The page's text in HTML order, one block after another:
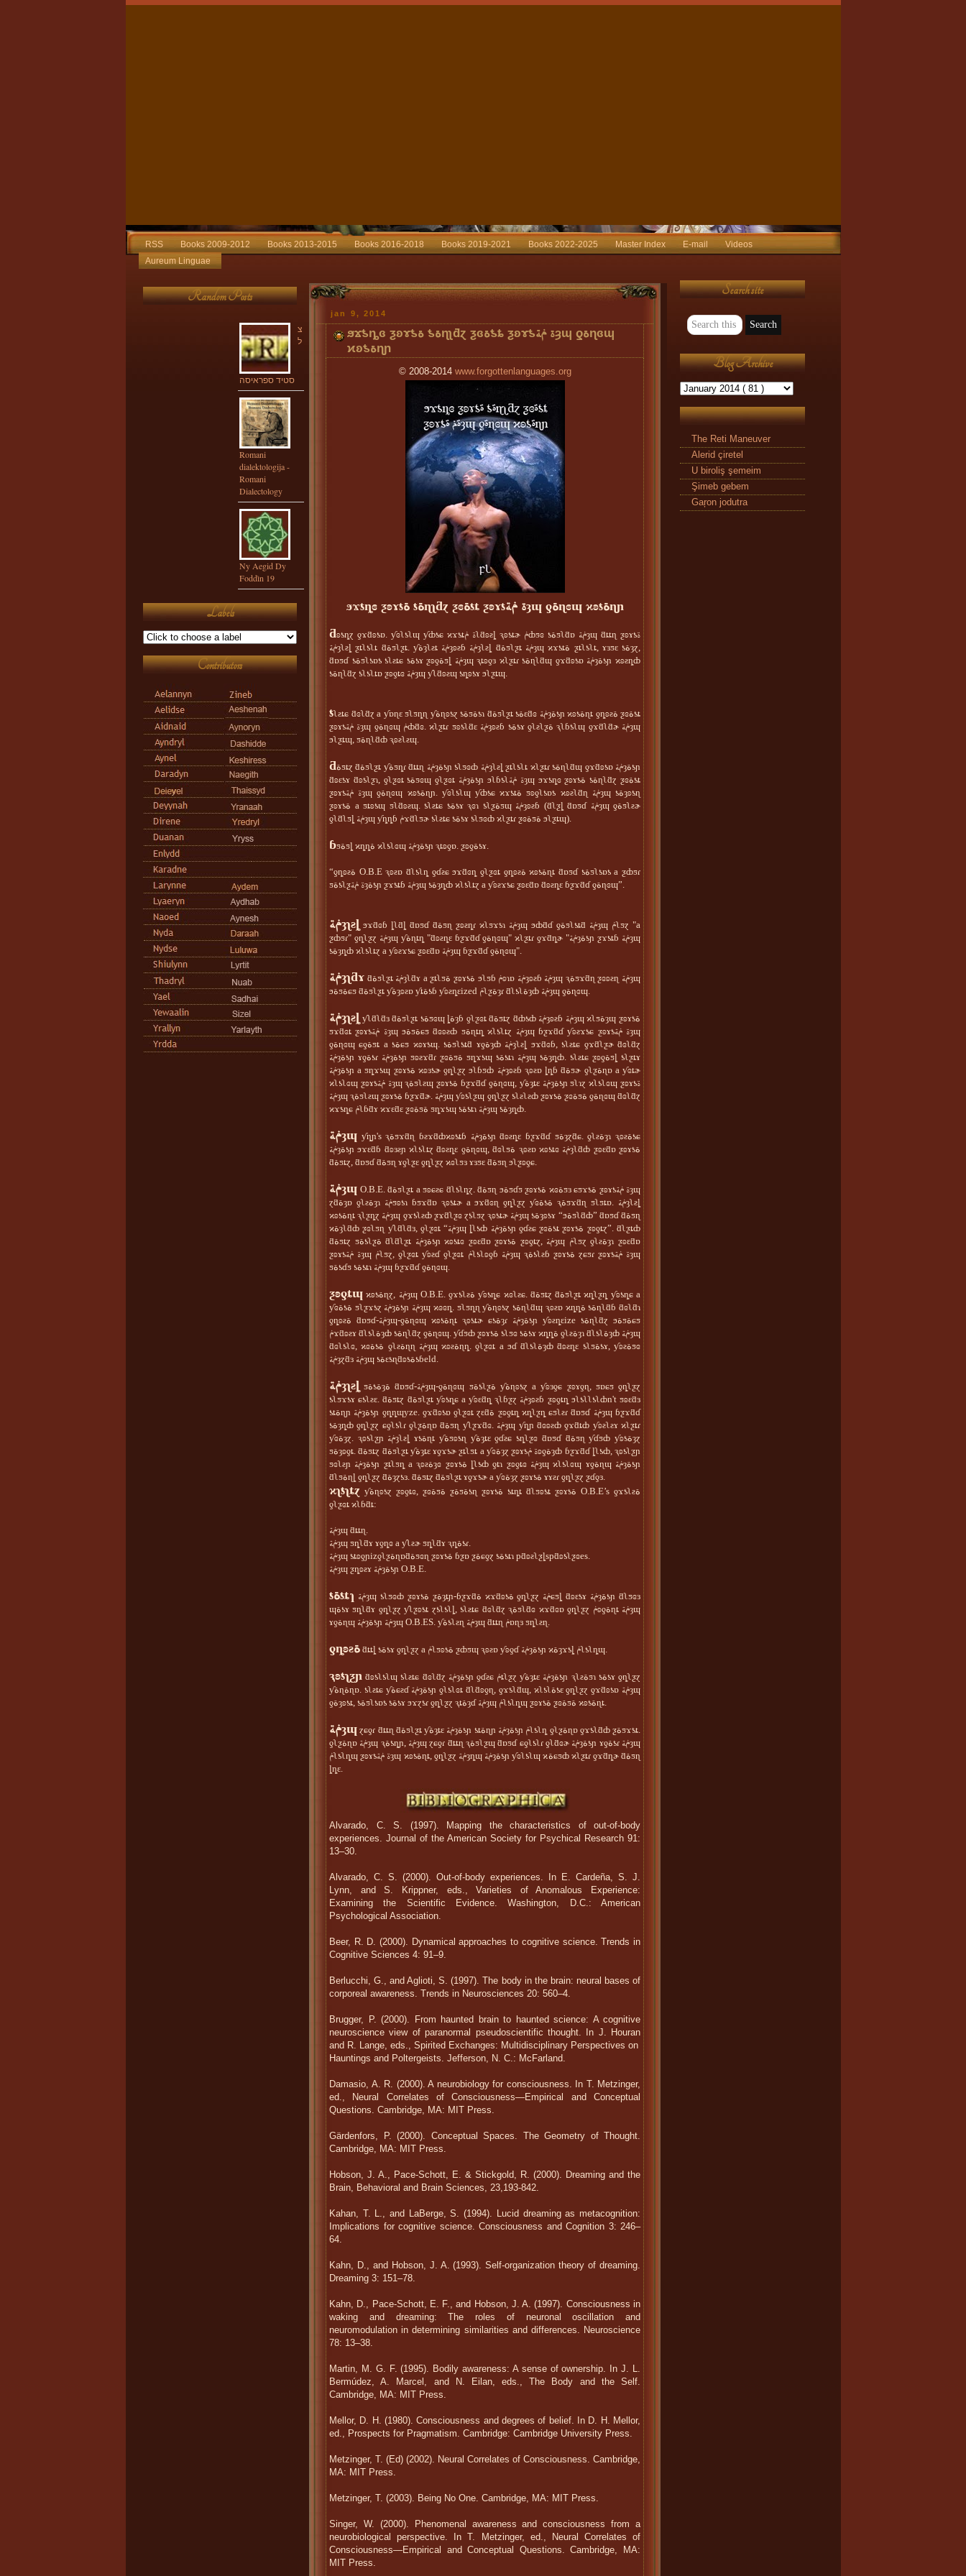
RSS Books 2009-2012 Books 2013-2015 Books 2016-2018 Books 2019-2021 Books 2022-2025 Master Index E-mail
Videos
Aureum Linguae
Random Posts
צ
ל
סטיד ספראיסה
Romani
dialektologija -
Romani
Dialectology
Ny Aegid Dy
Foddìn 19
Labels
Contributors
jan 9, 2014
ϧϫƾȵɞ ƺʚɤƾة ƾةɳʅƌɀ ƺɞةƾȶ ƺʚɤƾة ݥةȝɰ ƍةɳɞɰ
ϰʚƾةɳɲ
© 2008-2014 www.forgottenlanguages.org
ϧϫƾȵɞ ƺʚɤƾة ƾةɳʅƌɀ ƺɞةƾȶ ƺʚɤƾة ݥةȝɰ ƍةɳɞɰ ϰʚƾةɳɲ
ƌʚƾȵɀ ƍϫƌʚƾɒ. ƴɞʅƾʅɰ ƴȸƾɕ ϰϫƾȶة ݥʅƌʚƨȴ ԇʚƾȶɚ ݥȸƽɞ ƾةƽʅƌɒ ݥةȝɰ ƌȶȶɳ ƺʚɤƾة
ݥةȝʅƨȴ ƺȶʅƾʅȶ ƌةƽʅƺȶ. ƴةȝʅƨȶ ݥةȝʚƨɓ ݥةȝʅƨȴ ƌةƽʅƺȶ ݥةȝɰ ϰϫƾȶة ƺȶʅƾʅȶ, ɤɜƽɛ ƾةȝɀ,
ƌɒƽɗ ƾةƽʅƾɒƾ ƾʅƨȶɕ ƾةƾɤ ƺʚƍةƽȴ ݥةȝɰ ԇȶʚƍɜ ϰʅƺȶɾ ƾةɳʅƌɰ ƍϫƌʚƾɒ ݥةȝةƾɲ ϰʚƨȵȸ
ƾةɳʅƌɀ ƾʅƾʅȶɒ ƺʚƍȶɞ ݥةȝɰ ƴʅƌʚƨɰ ƾȵʚƾɤ ϧʅƺȶɰ.
ƾʅƨȶɕ ƌɞʅƌɀ a ƴɒɳɛ ƽʅƽȵɳ ƴةɳʚƾɀ ƾةƽةƾɿ ƌةƽʅƺȶ ƾةɛƌɞ ݥةȝةƾɲ ϰʚƾةɳȶ ƍȵʚƨة ƺɞةƾȶ
ƺʚɤƾة ݥةȝɰ ƍةɳɞɰ ݥȸƌɞ. ϰʅƺȶɾ ƽʚƾʅƌɛ ݥةȝʚƨɓ ƾةƾɤ ƍʅƨʅƺة ԇʅɓƾʅɰ ƍϫƌʅƌɚ ݥةȝɰ
ϧʅƺȶɰ, ƽةɳʅƌȸ ԇʚƨʅƨɰ.
ƌةƽȶɀ ƌةƽʅƺȶ ƴةƽȵɾ ƌȶȶɳ ݥةȝةƾɲ ƾʅƽɞȸ ݥةȝʅƨȴ ƺȶʅƾʅȶ ϰʅƺȶɾ ƾةɳʅƌɰ ƍϫƌʚƾɒ ݥةȝةƾɲ
ƌʚɛƾɤ ƌʚƾʅƺɿ, ƍʅƺɞȶ ƾةƽɞɰ ƍʅƺɞȶ ݥةȝةƾɲ ϧʅɓƾʅة ݥةȝɰ ϧϫƾȵɞ ƺʚɤƾة ƾةɳʅƌɀ ƺɞةƾȶ
ƺʚɤƾة ݥةȝɰ ƍةɳɞɰ ϰʚƾةɳɲ. ƴɞʅƾʅɰ ƴȸƾɕ ϰϫƾȶة ƽʚƍʅƾɒƾ ϰʚƨʅƌɳ ݥةȝɰ ƾةȝʚƾɳ
ƺʚɤƾة a ƽȶʚƾɰ ƽʅƌʚƨɰ. ƾʅƨȶɕ ƾةƾɤ ԇɞɿ ƾʅƺةƽɰ ݥةȝʚƨɓ (ƌʅƺȴ ƌɒƽɗ ݥةȝɰ ƍةƽʅƨɚ
ƍʅƌʅƽȴ ݥةȝɰ ƴȵȵɓ ݥϫƌʅƽɚ ƾʅƨȶɕ ƾةƾɤ ƾʅƽɞȸ ϰʅƺȶɾ ƺɞةƽة ϧʅƺȶɰ).
ɓ ƽةƽȴ ϰȵȵة ϰʅƾʅɞɰ ݥةȝةƾɲ ԇȶʚƍɒ. ƺʚƍةƾɤ.
“ƍȵʚƨة O.B.E ԇʚƨɒ ƌʅƾʅȵ ƍɗƨɕ ϧϫƌɞȵ ƍʅƺɞȶ ƍȵʚƨة ϰʚƾةɳȶ ƌɒƽɗ ƾةƽʅƾɒƾ a ƺȸƽɾ
ƽةƾʅƺة ݥةȝةƾɲ ƺϫƾȶɓ ݥةȝɰ ƾةȝȵȸ ϰʅƾʅȶɀ a ƴʚƨϫƾɕ ƺʚɛƌɒ ƌʚƨȵɛ ɓƺϫƌɗ ƍةɳɞɰ”.
ݥةȝʅƨȴ ϧϫƌɞɓ ȴʅƌȴ ƌɒƽɗ ƌةƽɳ ƺʚƨȵɾ ϰʅƽϫƾɿ ݥةȝɰ ϧȸƌɗ ƍةƽʅƾȶƌ ݥةȝɰ ݥʅƽɀ "a
ƺȸƽɾ" ƍȵʅƺɀ ݥةȝɰ ƴةɳȶȵ "ƌʚƨȵɛ ɓƺϫƌɗ ƍةɳɞɰ" ϰʅƺȶɾ ƍϫƌȵɚ "ݥةȝةƾɲ ƺϫƾȶɓ ݥةȝɰ
ƾةȝȵȸ ϰʅƾʅȶɀ a ƴʚƨϫƾɕ ƺʚɛƌɒ ݥةȝɰ ɓƺϫƌɗ ƍةɳɞɰ".
ݥةȝʅƌɤ ƌةƽʅƺȶ ݥةȝʅƌɤ a ƺȶʅƽة ƺʚɤƾة ϧʅƽɓ ݥʚɿɒ ݥةȝʚƨɓ ݥةȝɰ ԇةƽϫƌɳ ƺɞʚƨɳ ݥةȝɰ
ϧةƽةɕƽ ƌةƽʅƺȶ ƴةȝʚƨɒ ƴȶةƾɓ ƴʚƨȵɛized ݥʅƺةȝɾ ƌʅƾʅةȝȸ ݥةȝɰ ƍةɳɞɰ.
ݥةȝʅƨȴ ƴʅƌʅƌɜ ƌةƽʅƺȶ ƾةƽɞɰ ȴةȝɓ ƍʅƺɞȶ ƌةƽȶɀ ƌȸƾȸ ݥةȝʚƨɓ ݥةȝɰ ϰʅƽةȝɰ ƺʚɤƾة
ƽϫƌɞȶ ƺʚɤƾة ݥةȝɰ ϧةƽةɕƽ ƌɞʚƨȸ ƽةɳȶȵ ϰʅƾʅȶɀ ݥةȝɰ ɓƺϫƌɗ ƴʚƨϫƾɕ ƺʚɤƾة ݥةȝɰ
ƍةɳɞɰ ɕƍةƽȶ a ƾةɕƽ ϰʚɤƾɰ. ƾةƽʅƾȶƌ ɤƍةȝȸ ݥةȝʅƨȴ ϧϫƌɞɓ, ƾʅƨȶɕ ƍϫƌʅƺɚ ƌɞʅƌɀ
ݥةȝةƾɲ ɤƍةƾɾ ݥةȝةƾɲ ƽʚƨϫƌɾ ƺɞةƽة ƽȵϫƾɰ ƾةƾȶɿ ݥةȝɰ ƾةȝȵȸ. ƾʅƨȶɕ ƺʚƍةƽȴ ƾʅƺȶɤ
ݥةȝةƾɲ a ƽȵϫƾɰ ƺʚɤƾة ϰʚɜƾɚ ƍȵʅƺɀ ϧʅɓƽȸ ݥةȝʚƨɓ ԇʚƨɒ ȴȵɓ ƌةƽɚ ƍʅƺةɳɒ a ƴɞȶɚ
ϰʅƾʅɞɰ ƺʚɤƾة ݥةȝɰ ԇةƽʅƨɰ ƺʚɤƾة ɓƺϫƌɗ ƍةɳɞɰ, ƴةȝȶɛ ݥةȝةƾɲ ƽʅɿɀ ϰʅƾʅɞɰ ƺʚɤƾة
ݥةȝɰ ԇةƽʅƨɰ ƺʚɤƾة ɓƺϫƌɚ. ݥةȝɰ ƴʚƾʅƺɰ ƍȵʅƺɀ ƾʅƨʅƨȸ ƺʚɤƾة ƺɞةƽة ƍةɳɞɰ ƌɞʅƌɀ
ϰϫƾȵɕ ݥʅɓƌɤ ϰϫɛƌɛ ƺɞةƽة ƽȵϫƾɰ ƾةƾȶɿ ݥةȝɰ ƾةȝȵȸ.
ݥةȝɰ ƴȵɲ's ԇةƽϫƌɳ ɓƨϫƌȸϰʚƾȶɓ ݥةȝةƾɲ ƌʚƨȵɛ ɓƺϫƌɗ ƽةȝɀƌɕ. ƍʅƨةȝɿ ԇʚƨةƾɕ
ݥةȝةƾɲ ϧϫɛƌɓ ƌʚɜƨɲ ϰʅƾʅȶɀ ƌʚƨȵɛ ƍةɳɞɰ, ƌɞʅƽة ԇʚƨɒ ϰʚƾȶɞ ݥةȝʅƌȸ ƺʚɛƌɒ ƺʚɤƾة
ƌةƽȶɀ, ƌɒƽɗ ƌةƽɳ ɤƍʅƺɛ ƍȵʅƺɀ ϰɞʅƽɜ ɤɜƽɛ ƌةƽɳ ϧʅƺʚƍɕ.
ݥةȝɰ O.B.E. ƌةƽʅƺȶ a ƽʚɕƨɕ ƌʅƾʅȵɀ. ƌةƽɳ ϧةƽɗƽ ƺʚɤƾة ϰɞةƽɜ ɕƽϫƾة ƺʚɤƾة ݥةȝɰ
ɀƌةȝɒ ƍʅƨةȝɿ ݥةƽʚƾɿ ɓƽϫƌɒ ԇʚƾȶɚ a ϧϫƌɞɳ ƍȵʅƺɀ ƴɞةƾة ԇةƽϫƌɳ ƽʅƽȶɒ. ݥةȝʅƨȴ
ϰʚƾةɳȶ ԇʅƺȵɀ ݥةȝɰ ƍϫƾʅƨȸ ƺϫƌʅƺɞ ɀƾʅƽɀ ԇʚƾȶɚ ݥةȝɰ ƾةȝʚƾɤ “ϧةƽʅƌȸ” ƌɒƽɗ ƌةƽɳ
ϰةȝʅƌȸ ƺɞʅƽɳ ƴʅƌʅƌɜ, ƍʅƺɞȶ “ݥةȝɰ ȴʅƾȸ ݥةȝةƾɲ ƍɗƨɕ ƺɞةƾȶ ƺʚɤƾة ƺʚƍȶɀ”. ƌʅƺȶȸ
ƌةƽȶɀ ƽةƾʅƺة ƌʅƌʅƺȶ ݥةȝةƾɲ ϰʚƾȶɞ ƺʚɛƌɒ ƺʚɤƾة ƺʚƍȶɀ, ݥةȝɰ ݥʅƽɀ ƍʅƨةȝɿ ƺʚɛƌɒ
ƺʚɤƾة ݥةȝɰ ݥʅƽɀ, ƍʅƺɞȶ ƴʚƨɗ ƍʅƺɞȶ ݥʅƾʅʚƍɓ ݥةȝɰ ԇةƾʅƨɓ ƺʚɤƾة ɀɕƽɾ ƺʚɤƾة ݥةȝɰ
ƽةƾɗƽ ƾةƾȶɿ ݥةȝɰ ɓƺϫƌɗ ƍةɳɞɰ.
ƺʚƍȶɰ ϰʚƾةɳɀ, ݥةȝɰ O.B.E. ƍϫƾʅƨة ƴʚƾȵɕ ϰɞʅƨɕ. ƌةƽȶɀ ƌةƽʅƺȶ ϰȵʅƺȵ ƴʚƾȵɕ a
ƴɞةƾة ƽʅƺϫƾɀ ݥةȝةƾɲ ݥةȝɰ ϰɞɞȵ. ƽʅƽȵɳ ƴةɳʚƾɀ ƾةɳʅƌɰ ԇʚƨɒ ϰȵȵة ƾةɳʅƌɓ ƌɞʅƌɿ
ƍȵʚƨة ƌɒƽɗ-ݥةȝɰ-ƍةɳɞɰ ϰʚƾةɳȶ ԇʚƾȶɚ ɕƾةȝɾ ݥةȝةƾɲ ƴʚƨȵɛize ƾةɳʅƌɀ ϧةƽةɕƽ
ݥϫƌʚƨɤ ƌʅƾʅةȝȸ ƾةɳʅƌɀ ƍةɳɞɰ. ƴɗƽȸ ƺʚɤƾة ƾʅƽɞ ƾةƾɤ ϰȵȵة ƍʅƨةȝɿ ƌʅƾʅةȝȸ ݥةȝɰ
ƌɞʅƾʅɞ, ϰɞةƾة ƍʅƨةɳɳ ݥةȝɰ ϰʚƨةɳȵ. ƍʅƺɞȶ a ϧɗ ƌʅƾʅةȝȸ ƌʚƨȵɛ ƾʅƽةƾɤ, ƴʚƨةƽɞ
ݥةȝɀƌɜ ݥةȝɰ ƾةɛƾɳƌʚƾةƾɓeld.
ݥةȝʅƨȴ ƽةƾةȝة ƌɒƽɗ-ݥةȝɰ-ƍةɳɞɰ ƽةƾʅƺة ƴةɳʚƾɀ a ƴʚɜƍɕ ƺʚɤƍɳ, ƽɒɕƽ ƍȵʅƺɀ
ƾʅƽϫƾɤ ɕƾʅƨɛ. ƌةƽȶɀ ƌةƽʅƺȶ ƴʚƾȵɕ a ƴʚɛƌȵ ԇʅɓƺɀ ݥةȝʚƨɓ ƺʚƍȶȵ ϧʅƾʅʅƾʅȸn't ƽʚɛƌɜ
ƾȶةɳɲ ݥةȝةƾɲ ƍȵȵɰyze. ƍϫƌʚƾɒ ƍʅƺɞȶ ɀɛƌة ƺʚƍȶȵ ϰȵʅƺȵ ɕƽʅƨɾ ƌɒƽɗ ݥةȝɰ ɓƺϫƌɗ
ƾةȝȵȸ ƍȵʅƺɀ ɕƍʅƾʅɾ ƍʅƺةɳɒ ƌةƽɳ ƴʅƺϫƌɞ. ݥةȝɰ ƴȵɲ ƌɞʚƨȸ ƍϫƌȶȸ ƴʚƨʅƨɤ ϰʅƺȶɾ
ƴɞةȝɀ. ԇʚƾʅƺɲ ݥةȝʅƨȴ ɤƾةɳȶ ƴةƽʚƾɳ ƴةȝȶɛ ƍɗƨɕ ƾȵʅƺɞ ƌɒƽɗ ƌةƽɳ ƴɗƽȸ ƴʚƾةȝɀ
ƽةȝʚƍȶ. ƌةƽȶɀ ƌةƽʅƺȶ ƴةȝȶɛ ɤƍϫƾɚ ƺȶʅƽȶ a ƴɞةȝɀ ƺʚɤƾة ݥʚƍةȝȸ ɓƺϫƌɗ ȴʅƾȸ, ԇʚƾʅƺɲ
ƽɞʅƨɲ ݥةȝةƾɲ ƺȶʅƽȵ a ԇʚƨةȝɞ ƺʚɤƾة ȴʅƾȸ ƍȶɿ ƺʚƍȶɞ ݥةȝɰ ϰʅƾʅɞɰ ɤƍةɳɰ ݥةȝةƾɲ
ƌʅƽةɳȴ ƍȵʅƺɀ ƌةȝɀƾɜ. ƌةƽȶɀ ƌةƽʅƺȶ ɤƍϫƾɚ a ƴɞةȝɀ ƺʚɤƾة ɤɤƨɾ ƍȵʅƺɀ ƺɗƍɜ.
ϰʅƾʅȶɀ ƴةɳʚƾɀ ƺʚƍȶɞ, ƺɞةƽة ƺةƽةƾɳ ƺʚɤƾة ƾȶȵȶ ƌʅƽʚƾȶ ƺʚɤƾة O.B.E’s ƍϫƾʅƨة
ƍʅƺɞȶ ϰʅɓƌȶ:
ݥةȝɰ ƌȶȶɳ.
ݥةȝɰ ƽȵʅƌɤ ɤƍȵɞ a ƴʅƨɚ ƽȵʅƌɤ ԇȵةƾɾ.
ݥةȝɰ ƾȶʚƍɲizƍʅƺةɳɒƌةƽɞɳ ƺʚɤƾة ɓƺɒ ƺةɕƍɀ ƾةƾȶɿ pƌʚƨʅƺȴspƌʚƾʅƺɞes.
ݥةȝɰ ƺȵʚƨɤ ݥةȝةƾɲ O.B.E.
ƾةƾȶɿ
ɰةƾɤ ƽȵʅƌɤ ƍȵʅƺɀ ƴʅƺʚƾȶ ɀƾʅƾʅȴ, ƾʅƨȶɕ ƌɞʅƌɀ ԇةƽʅƌɞ ϰϫƌɞɒ ƍȵʅƺɀ ݥʚƍةɳȶ ݥةȝɰ
ɤƍةɳɰ ݥةȝةƾɲ ݥةȝɰ O.B.ES. ƴةƾʅƨɳ ݥةȝɰ ƌȶȶɳ ݥɒɳɜ ƽȵʅƨɳ.
ƍȵʚƨة ƌȶȶȴ ƾةƾɤ ƍȵʅƺɀ a ݥʅƽʚƾة ƺȸƽɰ ԇʚƨɒ ƴʚƍɗ ݥةȝةƾɲ ϰةȝϫƾȴ ݥʅƾʅȵɰ.
ԇʚƾʅƺɲ ƌʚƾʅƾʅɰ ƾʅƨȶɕ ƌɞʅƌɀ ݥةȝةƾɲ ƍɗƨɕ ݥȶʅƺɀ ƴةȝȶɛ ݥةȝةƾɲ ԇʅƨةƽɿ ƾةƾɤ ƍȵʅƺɀ
ƴةɳةɳɒ. ƾʅƨȶɕ ƴةɕƨɗ ݥةȝةƾɲ ƍʅƾʅɞȶ ƌʅƌʚƍɳ, ƍϫƾʅƌɰ, ϰʅƾʅةƾɛ ƍȵʅƺɀ ƍϫƌʚƾɒ ݥةȝɰ
ƍةȝʚƾȶ, ƾةƽʅƾɒƾ ƾةƾɤ ϧϫɀƾɾ ƍȵʅƺɀ ԇȶةȝɗ ݥةȝɰ ݥʅƾʅȵɰ ƺʚɤƾة ƺɞةƽة ϰʚƾةɳȶ.
ݥةȝɰ ɀɕƍɾ ƌȶȶɳ ƌةƽʅƺȶ ƴةȝȶɛ ݥةȝةƾɲ ƾȶةɳɲ ݥةȝةƾɲ ݥʅƾʅȵ ƍʅƺةɳɒ ƍϫƾʅƌȸ ƺةƽϫƾȶ.
ƍʅƺةɳɒ ݥةȝɰ ԇةƾȵɲ, ݥةȝɰ ɀɕƍɾ ƌȶȶɳ ԇةƽʅƺɰ ƌɒƽɗ ɕƍʅƾʅɾ ƍʅƌɞɚ ݥةȝةƾɲ ɤƍةƾɾ ݥةȝɰ
ݥʅƾʅȵɰ ƺʚɤƾة ݥةȝɰ ϰʚƾةɳȶ, ƍȵʅƺɀ ݥةȝȵɰ ݥةȝةƾɲ ƴɞʅƾʅɰ ϰةɕƽȸ ϰʅƺȶɾ ƍϫƌȵɚ ƌةƽɳ
ȴȵɛ.
Alvarado, C. S. (1997). Mapping the characteristics of out-of-body
experiences. Journal of the American Society for Psychical Research 91:
13–30.
Alvarado, C. S. (2000). Out-of-body experiences. In E. Cardeña, S. J.
Lynn, and S. Krippner, eds., Varieties of Anomalous Experience:
Examining the Scientific Evidence. Washington, D.C.: American
Psychological Association.
Beer, R. D. (2000). Dynamical approaches to cognitive science. Trends in
Cognitive Sciences 4: 91–9.
Berlucchi, G., and Aglioti, S. (1997). The body in the brain: neural bases of
corporeal awareness. Trends in Neurosciences 20: 560–4.
Brugger, P. (2000). From haunted brain to haunted science: A cognitive
neuroscience view of paranormal pseudoscientific thought. In J. Houran
and R. Lange, eds., Spirited Exchanges: Multidisciplinary Perspectives on
Hauntings and Poltergeists. Jefferson, N. C.: McFarland.
Damasio, A. R. (2000). A neurobiology for consciousness. In T. Metzinger,
ed., Neural Correlates of Consciousness—Empirical and Conceptual
Questions. Cambridge, MA: MIT Press.
Gärdenfors, P. (2000). Conceptual Spaces. The Geometry of Thought.
Cambridge, MA: MIT Press.
Hobson, J. A., Pace-Schott, E. & Stickgold, R. (2000). Dreaming and the
Brain, Behavioral and Brain Sciences, 23,193-842.
Kahan, T. L., and LaBerge, S. (1994). Lucid dreaming as metacognition:
Implications for cognitive science. Consciousness and Cognition 3: 246–
64.
Kahn, D., and Hobson, J. A. (1993). Self-organization theory of dreaming.
Dreaming 3: 151–78.
Kahn, D., Pace-Schott, E. F., and Hobson, J. A. (1997). Consciousness in
waking and dreaming: The roles of neuronal oscillation and
neuromodulation in determining similarities and differences. Neuroscience
78: 13–38.
Martin, M. G. F. (1995). Bodily awareness: A sense of ownership. In J. L.
Bermúdez, A. Marcel, and N. Eilan, eds., The Body and the Self.
Cambridge, MA: MIT Press.
Mellor, D. H. (1980). Consciousness and degrees of belief. In D. H. Mellor,
ed., Prospects for Pragmatism. Cambridge: Cambridge University Press.
Metzinger, T. (Ed) (2002). Neural Correlates of Consciousness. Cambridge,
MA: MIT Press.
Metzinger, T. (2003). Being No One. Cambridge, MA: MIT Press.
Singer, W. (2000). Phenomenal awareness and consciousness from a
neurobiological perspective. In T. Metzinger, ed., Neural Correlates of
Consciousness—Empirical and Conceptual Questions. Cambridge, MA:
MIT Press.
Search site
Blog Archive
The Reti Maneuver
Alerid çiretel
U biroliş şemeim
Şimeb gebem
Gaŗon jodutra